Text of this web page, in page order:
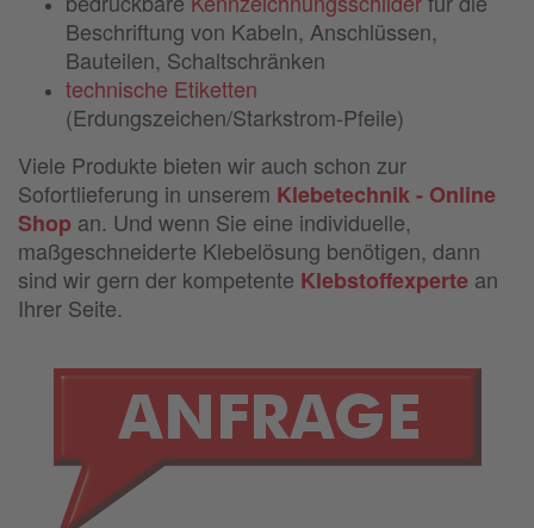
Beschriftung von Kabeln, Anschlüssen,
Bauteilen, Schaltschränken
technische Etiketten
(Erdungszeichen/Starkstrom-Pfeile)
Viele Produkte bieten wir auch schon zur
Sofortlieferung in unserem Klebetechnik - Online
Shop an. Und wenn Sie eine individuelle,
maßgeschneiderte Klebelösung benötigen, dann
sind wir gern der kompetente Klebstoffexperte an
Ihrer Seite.